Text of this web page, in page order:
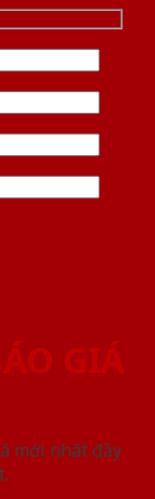
GIÁ
mới nhât đầy